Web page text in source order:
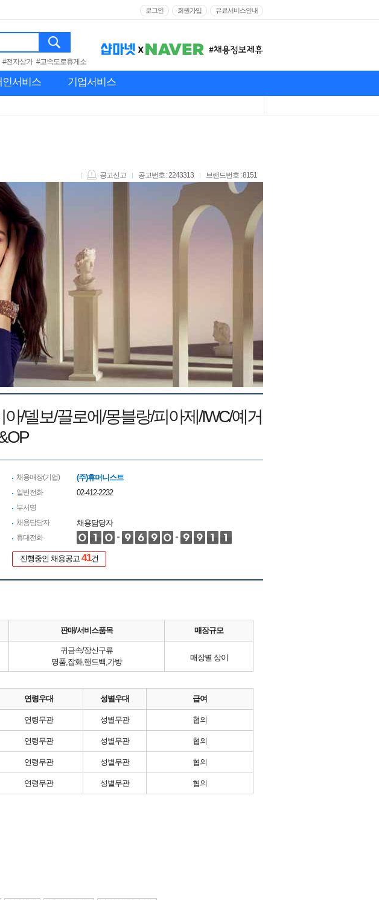
로그인 회원가입 유료서비스안내
#전자상가 #고속도로휴게소
인서비스 기업서비스
브랜드번호 : 8151
공고번호 : 2243313
공고신고
/델보/끌로에/몽블랑/피아제/IWC/예거
채용매장(기업) (주)휴머니스트
일반전화 02-412-2232
부서명
채용담당자
채용담당자
휴대전화
진행중인 채용공고 41건
판매/서비스품목 매장규모
귀금속/장신구류
명품,잡화,핸드백,가방
매장별 상이
연령우대 성별우대 급여
연령무관 성별무관 협의
연령무관 성별무관 협의
연령무관 성별무관 협의
연령무관 성별무관 협의